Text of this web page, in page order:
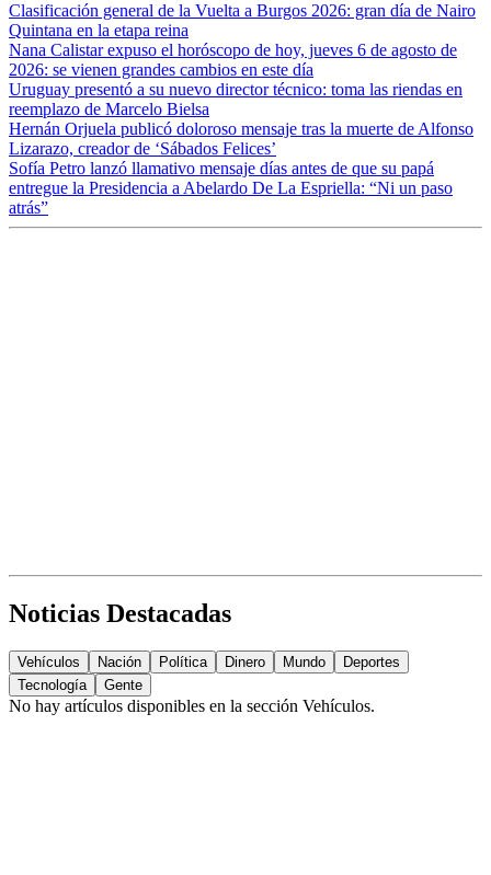
Clasificación general de la Vuelta a Burgos 2026: gran día de Nairo
Quintana en la etapa reina
Nana Calistar expuso el horóscopo de hoy, jueves 6 de agosto de
2026: se vienen grandes cambios en este día
Uruguay presentó a su nuevo director técnico: toma las riendas en
reemplazo de Marcelo Bielsa
Hernán Orjuela publicó doloroso mensaje tras la muerte de Alfonso
Lizarazo, creador de ‘Sábados Felices’
Sofía Petro lanzó llamativo mensaje días antes de que su papá
entregue la Presidencia a Abelardo De La Espriella: “Ni un paso
atrás”
Noticias Destacadas
Vehículos Nación Política Dinero Mundo
Deportes
Tecnología
Gente
No hay artículos disponibles en la sección Vehículos.